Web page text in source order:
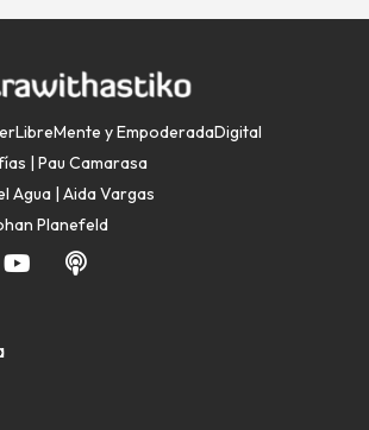
yEmpoderadaDigital
| Pau Camarasa
Agua | Aida Vargas
Planefeld